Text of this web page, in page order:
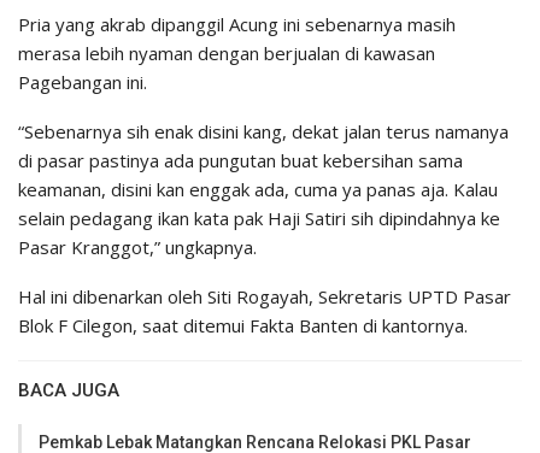
Pria yang akrab dipanggil Acung ini sebenarnya masih
merasa lebih nyaman dengan berjualan di kawasan
Pagebangan ini.
“Sebenarnya sih enak disini kang, dekat jalan terus namanya
di pasar pastinya ada pungutan buat kebersihan sama
keamanan, disini kan enggak ada, cuma ya panas aja. Kalau
selain pedagang ikan kata pak Haji Satiri sih dipindahnya ke
Pasar Kranggot,” ungkapnya.
Hal ini dibenarkan oleh Siti Rogayah, Sekretaris UPTD Pasar
Blok F Cilegon, saat ditemui Fakta Banten di kantornya.
BACA JUGA
Pemkab Lebak Matangkan Rencana Relokasi PKL Pasar